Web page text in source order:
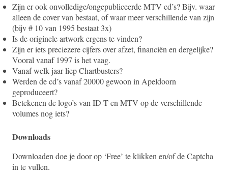
Zijn er ook onvolledige/ongepubliceerde MTV cd’s? Bijv. waar
alleen de cover van bestaat, of waar meer verschillende van zijn
(bijv # 10 van 1995 bestaat 3x)
Is de originele artwork ergens te vinden?
Zijn er iets preciezere cijfers over afzet, financiën en dergelijke?
Vooral vanaf 1997 is het vaag.
Vanaf welk jaar liep Chartbusters?
Werden de cd’s vanaf 20000 gewoon in Apeldoorn
geproduceert?
Betekenen de logo’s van ID-T en MTV op de verschillende
volumes nog iets?
Downloads
Downloaden doe je door op ‘Free’ te klikken en/of de Captcha
in te vullen.